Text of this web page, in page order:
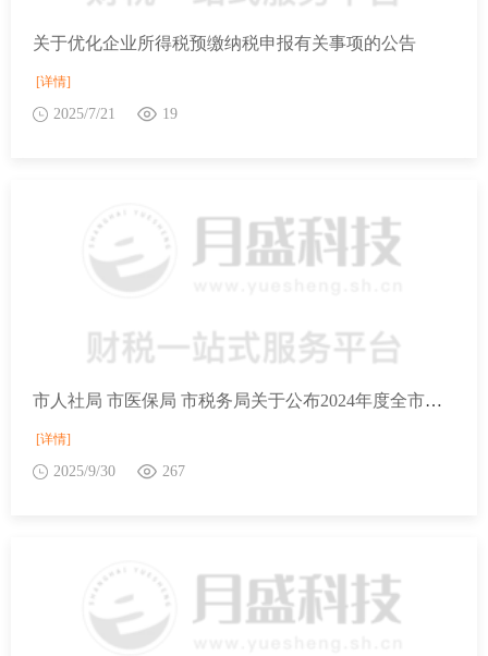
关于优化企业所得税预缴纳税申报有关事项的公告
[详情]
2025/7/21 19
市人社局 市医保局 市税务局关于公布2024年度全市职工平均工资及2025年度工资福利待遇标准等有关问题的通知
[详情]
2025/9/30 267